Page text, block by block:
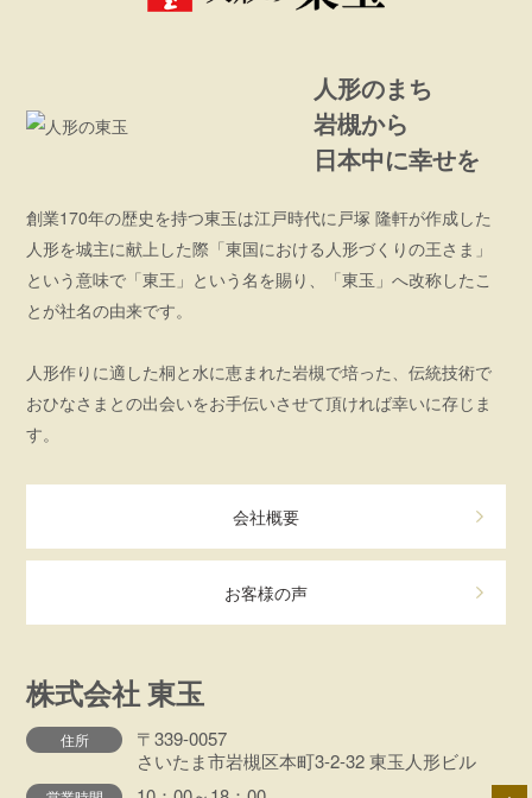
人形のまち
岩槻から
日本中に幸せを
創業170年の歴史を持つ東玉は江戸時代に戸塚 隆軒が作成した
人形を城主に献上した際「東国における人形づくりの王さま」
という意味で「東王」という名を賜り、「東玉」へ改称したこ
とが社名の由来です。
人形作りに適した桐と水に恵まれた岩槻で培った、伝統技術で
おひなさまとの出会いをお手伝いさせて頂ければ幸いに存じま
す。
会社概要
お客様の声
株式会社 東玉
住所
〒339-0057
さいたま市岩槻区本町3-2-32 東玉人形ビル